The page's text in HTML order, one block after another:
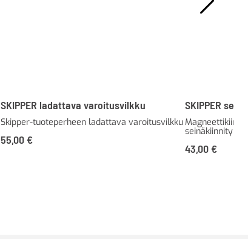
SKIPPER ladattava varoitusvilkku
Skipper-tuoteperheen ladattava varoitusvilkku
55,00 €
SKIPPER
43,00 €